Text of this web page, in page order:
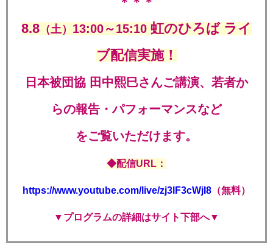
8.8 （土） 13:00～15:10 虹のひろば ライ
ブ配信実施！
日本被団協 田中熙巳さんご講演、若者か
らの報告・パフォーマンスなど
をご覧いただけます。
◆配信URL：
https://www.youtube.com/live/zj3lF3cWjI8 （無料）
▼プログラムの詳細はサイト下部へ▼